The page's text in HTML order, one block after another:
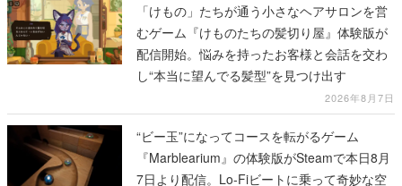
「けもの」たちが通う小さなヘアサロンを営
むゲーム『けものたちの髪切り屋』体験版が
配信開始。悩みを持ったお客様と会話を交わ
し“本当に望んでる髪型”を見つけ出す
2026年8月7日
“ビー玉”になってコースを転がるゲーム
『Marblearium』の体験版がSteamで本日8月
7日より配信。Lo-Fiビートに乗って奇妙な空